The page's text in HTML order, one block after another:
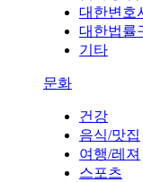
대한변호
대한법률
기타
문화
건강
음식/맛집
여행/레져
스포츠